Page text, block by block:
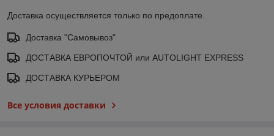
Доставка осуществляется только по предоплате.
Доставка "Самовывоз"
ДОСТАВКА ЕВРОПОЧТОЙ или AUTOLIGHT EXPRESS
ДОСТАВКА КУРЬЕРОМ
Все условия доставки